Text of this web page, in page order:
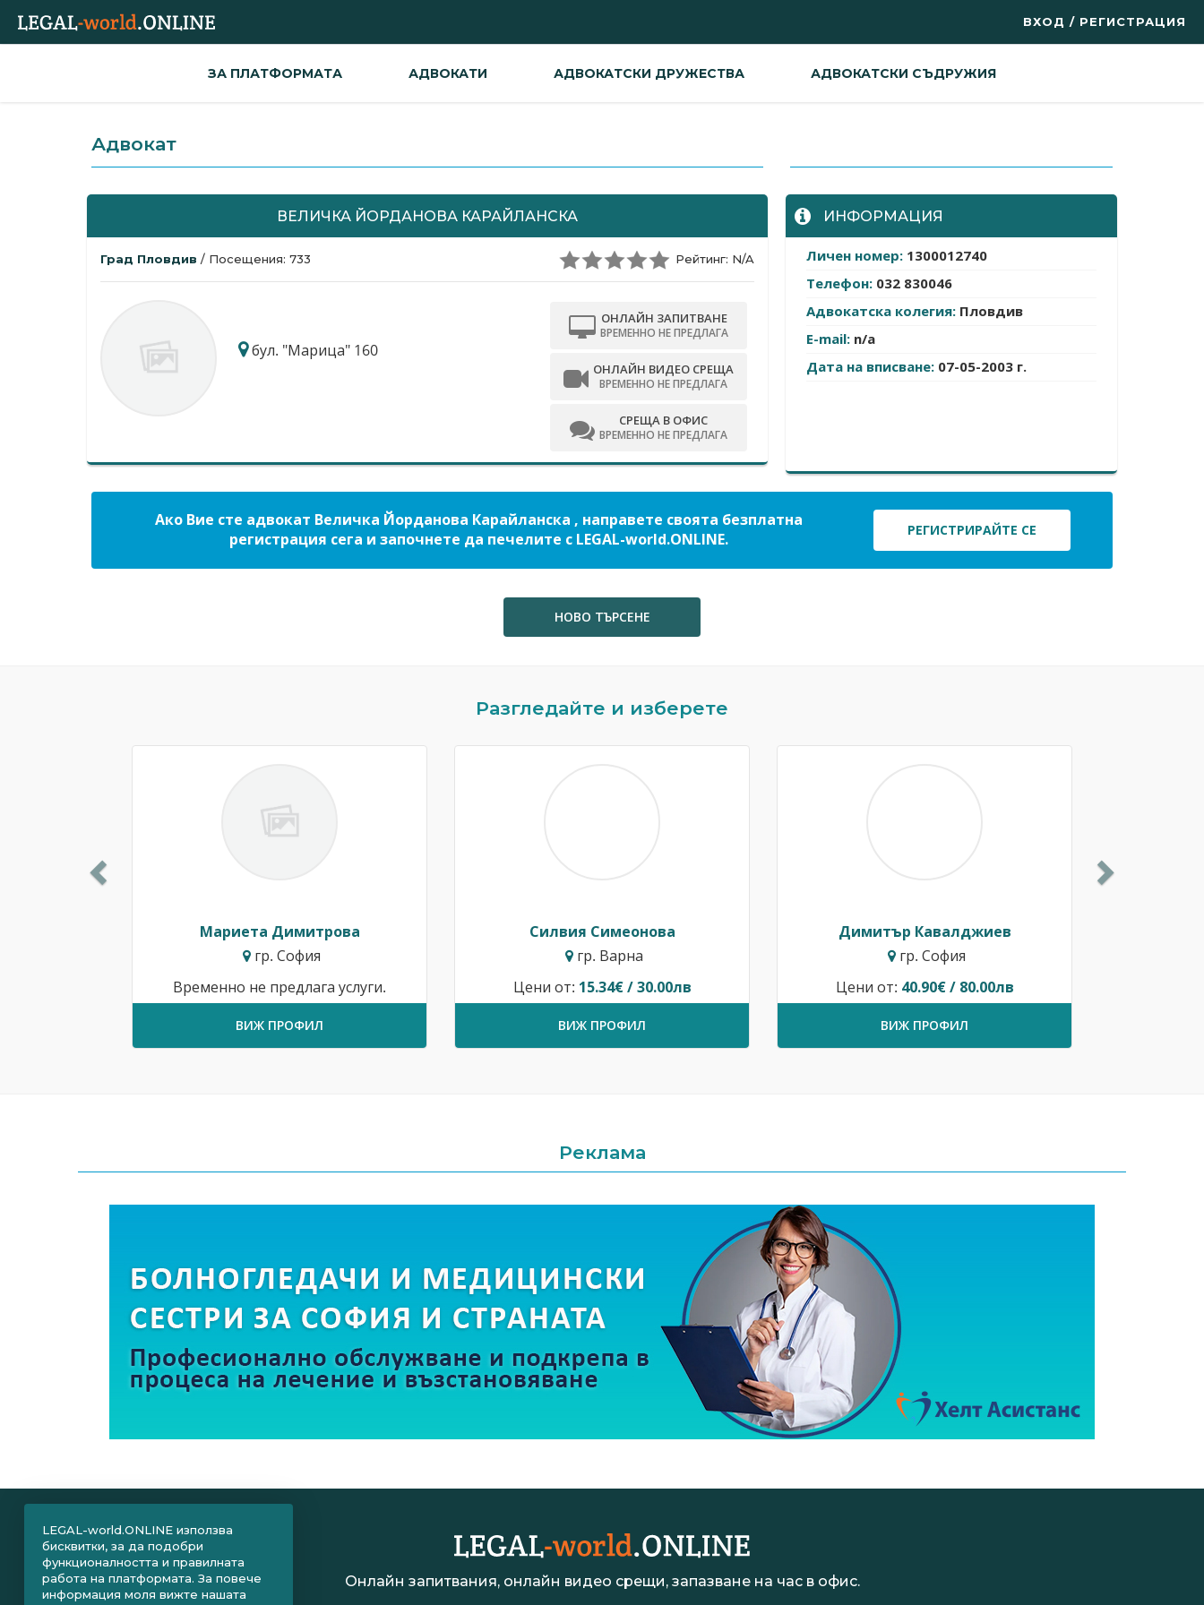
ВХОД / РЕГИСТРАЦИЯ
ЗА ПЛАТФОРМАТА АДВОКАТИ АДВОКАТСКИ ДРУЖЕСТВА АДВОКАТСКИ СЪДРУЖИЯ
Адвокат
ВЕЛИЧКА ЙОРДАНОВА КАРАЙЛАНСКА
Град Пловдив / Посещения: 733 Рейтинг: N/A
бул. "Марица" 160
ОНЛАЙН ЗАПИТВАНЕ
ВРЕМЕННО НЕ ПРЕДЛАГА
ОНЛАЙН ВИДЕО СРЕЩА
ВРЕМЕННО НЕ ПРЕДЛАГА
СРЕЩА В ОФИС
ВРЕМЕННО НЕ ПРЕДЛАГА
ИНФОРМАЦИЯ
Личен номер: 1300012740
Телефон: 032 830046
Адвокатска колегия: Пловдив
E-mail: n/a
Дата на вписване: 07-05-2003 г.
Ако Вие сте адвокат Величка Йорданова Карайланска , направете своята безплатна
регистрация сега и започнете да печелите с LEGAL-world.ONLINE.
РЕГИСТРИРАЙТЕ СЕ
НОВО ТЪРСЕНЕ
Разгледайте и изберете
Мариета Димитрова
гр. София
Временно не предлага услуги.
ВИЖ ПРОФИЛ
Силвия Симеонова
гр. Варна
Цени от: 15.34€ / 30.00лв
ВИЖ ПРОФИЛ
Димитър Кавалджиев
гр. София
Цени от: 40.90€ / 80.00лв
ВИЖ ПРОФИЛ
Реклама
Онлайн запитвания, онлайн видео срещи, запазване на час в офис.
LEGAL-world.ONLINE използва
бисквитки, за да подобри
функционалността и правилната
работа на платформата. За повече
информация моля вижте нашата